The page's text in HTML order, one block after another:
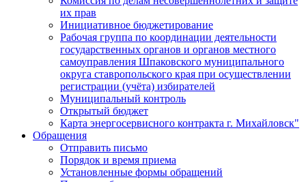
их прав
Инициативное бюджетирование
Рабочая группа по координации деятельности
государственных органов и органов местного
самоуправления Шпаковского муниципального
округа ставропольского края при осуществлении
регистрации (учёта) избирателей
Муниципальный контроль
Открытый бюджет
Карта энергосервисного контракта г. Михайловск"
Обращения
Отправить письмо
Порядок и время приема
Установленные формы обращений